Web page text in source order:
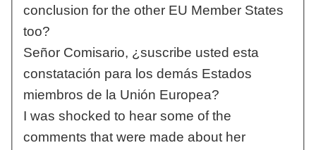
conclusion for the other EU Member States
too?
Señor Comisario, ¿suscribe usted esta
constatación para los demás Estados
miembros de la Unión Europea?
I was shocked to hear some of the
comments that were made about her